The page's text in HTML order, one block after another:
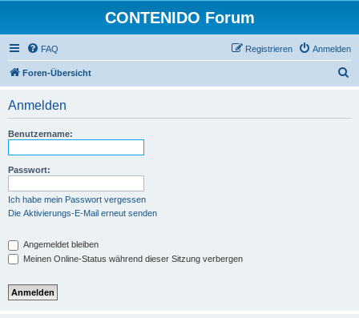
CONTENIDO Forum
FAQ Anmelden
Registrieren
Foren-Übersicht
Anmelden
Benutzername:
Passwort:
Ich habe mein Passwort vergessen
Die Aktivierungs-E-Mail erneut senden
Angemeldet bleiben
Meinen Online-Status während dieser Sitzung verbergen